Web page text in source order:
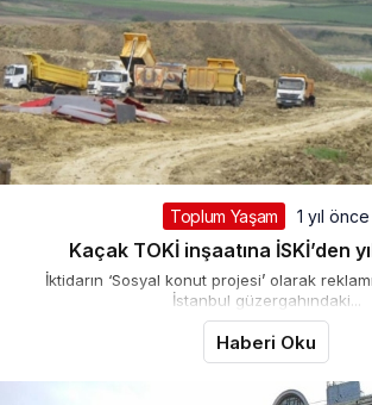
Toplum Yaşam 1 yıl önce
Kaçak TOKİ inşaatına İSKİ’den
İktidarın ‘Sosyal konut projesi’ olarak
İstanbul güzergahındaki...
Haberi Oku